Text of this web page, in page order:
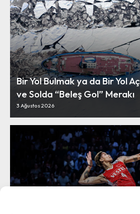
Bir Yol Bulmak ya da Bir Yol
ve Solda “Beleş Gol” Merakı
3 Ağustos 2026